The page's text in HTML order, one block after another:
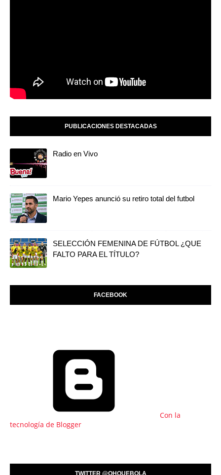
PUBLICACIONES DESTACADAS
Radio en Vivo
Mario Yepes anunció su retiro total del futbol
SELECCIÓN FEMENINA DE FÚTBOL ¿QUE
FALTO PARA EL TÍTULO?
FACEBOOK
Con la
tecnología de Blogger
TWITTER @OHQUEBOLA